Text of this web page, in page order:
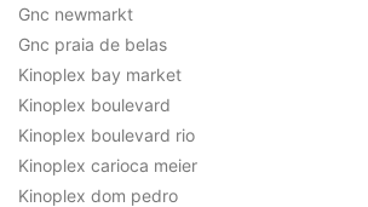
Gnc newmarkt
Gnc praia de belas
Kinoplex bay market
Kinoplex boulevard
Kinoplex boulevard rio
Kinoplex carioca meier
Kinoplex dom pedro